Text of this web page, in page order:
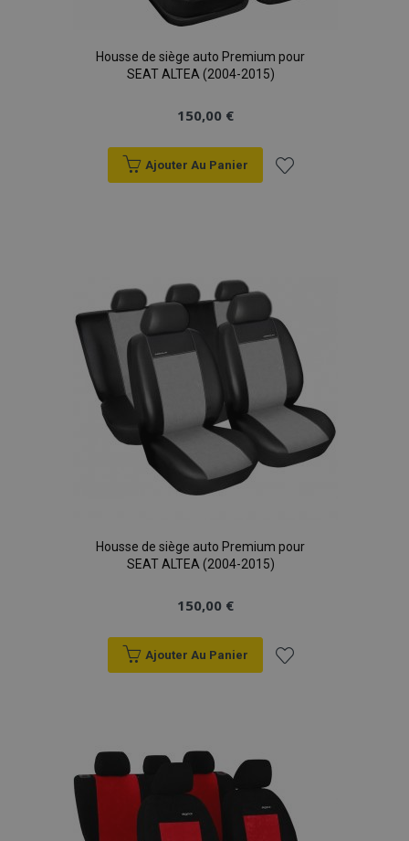
Housse de siège auto Premium pour
SEAT ALTEA (2004-2015)
150,00 €
Ajouter Au Panier
d'achats
Housse de siège auto Premium pour
SEAT ALTEA (2004-2015)
150,00 €
Ajouter Au Panier
liste
d'achats